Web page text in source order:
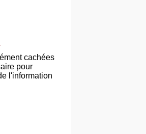
cachées
pour
l'information